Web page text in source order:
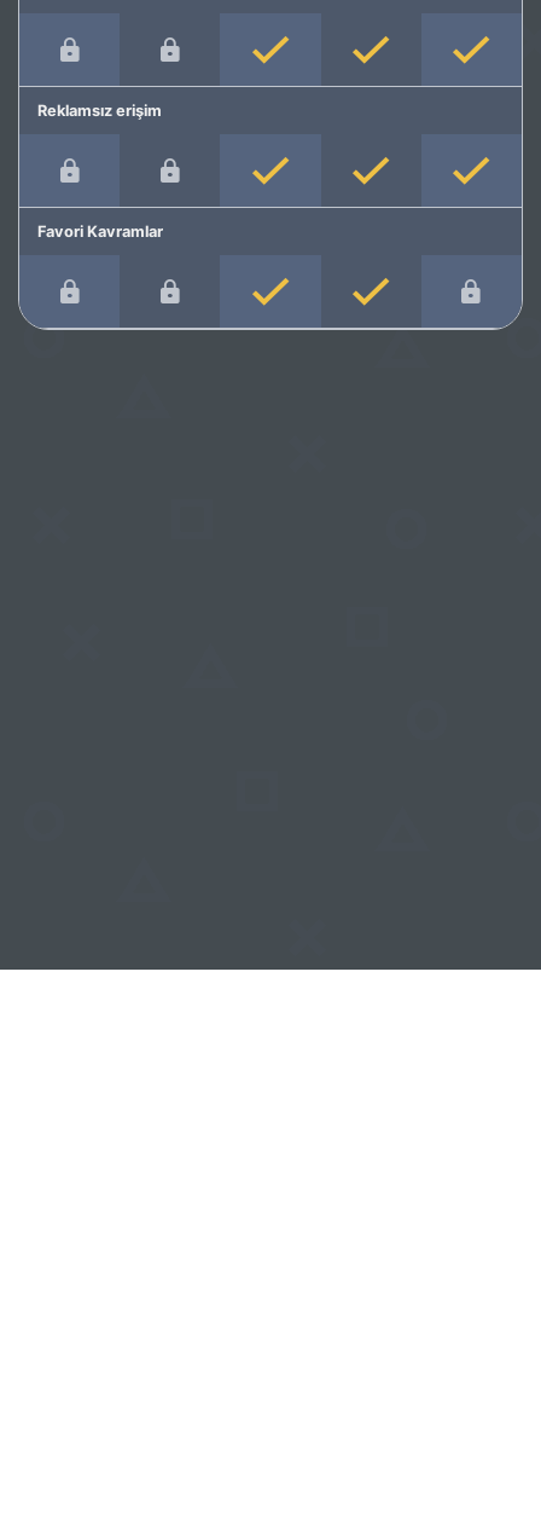
Reklamsız erişim
Favori Kavramlar